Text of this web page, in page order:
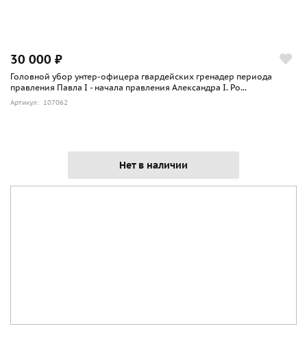
30 000 ₽
Головной убор унтер-офицера гвардейских гренадер периода
правления Павла I - начала правления Александра I. Ро...
Артикул: 107062
Нет в наличии